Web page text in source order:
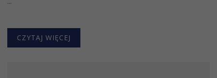
CZYTAJ WIĘCEJ